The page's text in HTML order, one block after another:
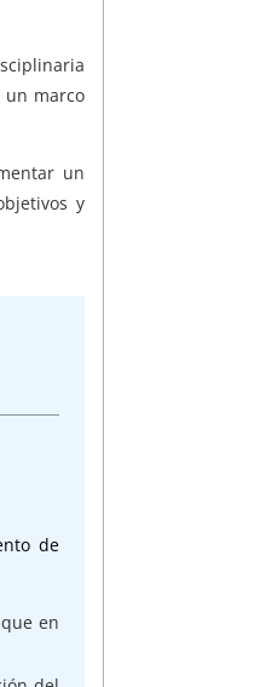
un marco
un
y
de
en